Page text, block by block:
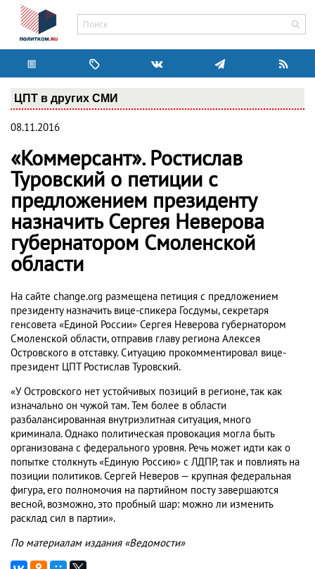
ЦПТ в других СМИ
08.11.2016
«Коммерсант». Ростислав
Туровский о петиции с
предложением президенту
назначить Сергея Неверова
губернатором Смоленской
области
На сайте change.org размещена петиция с предложением
президенту назначить вице-спикера Госдумы, секретаря
генсовета «Единой России» Сергея Неверова губернатором
Смоленской области, отправив главу региона Алексея
Островского в отставку. Ситуацию прокомментировал вице-
президент ЦПТ Ростислав Туровский.
«У Островского нет устойчивых позиций в регионе, так как
изначально он чужой там. Тем более в области
разбалансированная внутриэлитная ситуация, много
криминала. Однако политическая провокация могла быть
организована с федерального уровня. Речь может идти как о
попытке столкнуть «Единую Россию» с ЛДПР, так и повлиять на
позиции политиков. Сергей Неверов — крупная федеральная
фигура, его полномочия на партийном посту завершаются
весной, возможно, это пробный шар: можно ли изменить
расклад сил в партии».
По материалам издания «Ведомости»